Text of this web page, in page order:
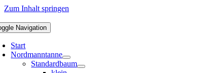
Zum Inhalt springen
Navigation
Start
Nordmanntanne
Standardbaum